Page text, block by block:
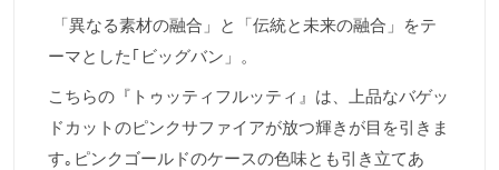
「異なる素材の融合」と「伝統と未来の融合」をテ
ーマとした｢ビッグバン」。
こちらの『トゥッティフルッティ』は、上品なバゲッ
ドカットのピンクサファイアが放つ輝きが目を引きま
す｡ピンクゴールドのケースの色味とも引き立てあ